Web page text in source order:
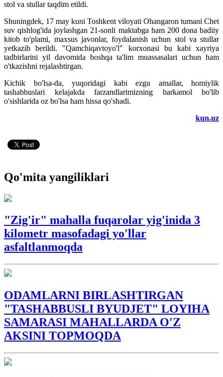
stol va stullar taqdim etildi.
Shuningdek, 17 may kuni Toshkent viloyati Ohangaron tumani Chet
suv qishlog'ida joylashgan 21-sonli maktabga ham 200 dona badiiy
kitob to'plami, maxsus javonlar, foydalanish uchun stol va stullar
yetkazib berildi. "Qamchiqavtoyo'l" korxonasi bu kabi xayriya
tadbirlarini yil davomida boshqa ta'lim muassasalari uchun ham
o'tkazishni rejalashtirgan.
Kichik bo'lsa-da, yuqoridagi kabi ezgu amallar, homiylik
tashabbuslari kelajakda farzandlarimizning barkamol bo'lib
o'sishlarida oz bo'lsa ham hissa qo'shadi.
kun.uz
Qo'mita yangiliklari
"Zig'ir" mahalla fuqarolar yig'inida 3
kilometr masofadagi yo'llar
asfaltlanmoqda
ODAMLARNI BIRLASHTIRGAN
"TASHABBUSLI BYUDJET" LOYIHA
SAMARASI MAHALLARDA O'Z
AKSINI TOPMOQDA